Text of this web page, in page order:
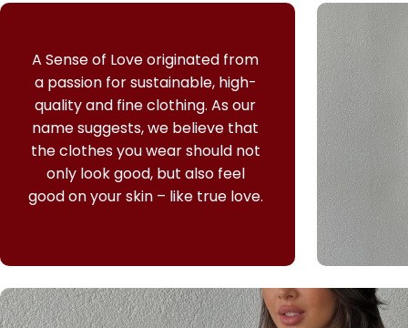
A Sense of Love originated from
a passion for sustainable, high-
quality and fine clothing. As our
name suggests, we believe that
the clothes you wear should not
only look good, but also feel
good on your skin – like true love.